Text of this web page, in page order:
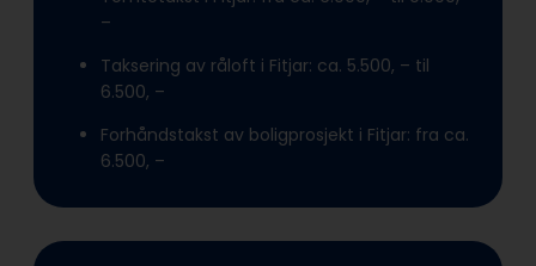
–
Taksering av råloft i Fitjar: ca. 5.500, – til
6.500, –
Forhåndstakst av boligprosjekt i Fitjar: fra ca.
6.500, –